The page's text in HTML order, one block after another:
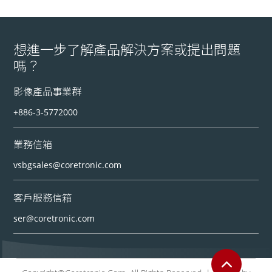
想進一步了解產品解決方案或提出問題
嗎？
影像產品事業群
+886-3-5772000
業務信箱
vsbgsales@coretronic.com
客戶服務信箱
ser@coretronic.com